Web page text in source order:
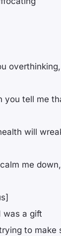
you tell me
will
me
was a gift
to make